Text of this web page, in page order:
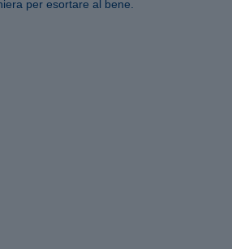
per esortare al bene.